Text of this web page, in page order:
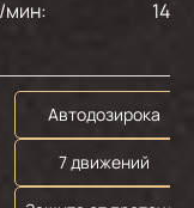
мин:
1400
Автодозирока
7 движений